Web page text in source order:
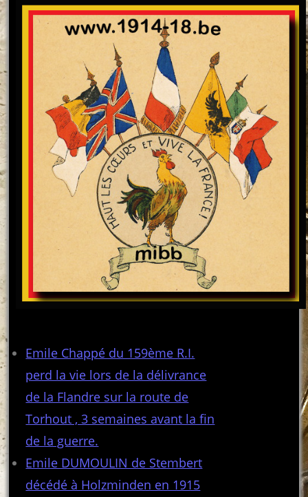
Emile Chappé du 159ème R.I.
perd la vie lors de la délivrance
de la Flandre sur la route de
Torhout , 3 semaines avant la fin
de la guerre.
Emile DUMOULIN de Stembert
décédé à Holzminden en 1915